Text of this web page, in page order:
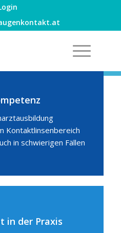
Kontaktlinsenbereich
in schwierigen Fällen
in der Praxis